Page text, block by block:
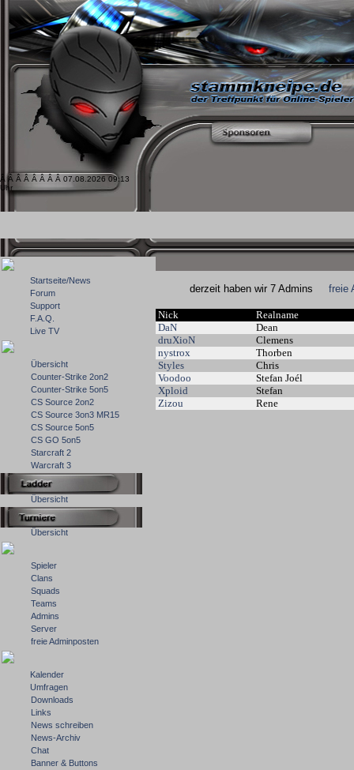
Â Â Â Â Â Â Â Â 07.08.2026 09:13
Uhr
Startseite/News
Forum
Support
F.A.Q.
Live TV
Übersicht
Counter-Strike 2on2
Counter-Strike 5on5
CS Source 2on2
CS Source 3on3 MR15
CS Source 5on5
CS GO 5on5
Starcraft 2
Warcraft 3
Übersicht
Übersicht
Spieler
Clans
Squads
Teams
Admins
Server
freie Adminposten
Kalender
Umfragen
Downloads
Links
News schreiben
News-Archiv
Chat
Banner & Buttons
derzeit haben wir 7 Admins freie
Nick
Realname
DaN
Dean
druXioN
Clemens
nystrox
Thorben
Styles
Chris
Voodoo
Stefan Joél
Xploid
Stefan
Zizou
Rene